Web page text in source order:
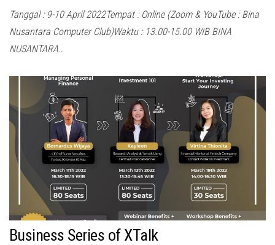
Tanggal : 9-10 April 2022Tempat : Online (Zoom & YouTube : Bina
Nusantara Computer Club)Waktu : 13.00-15.00 WIB BINA
NUSANTARA…
Business Series of XTalk